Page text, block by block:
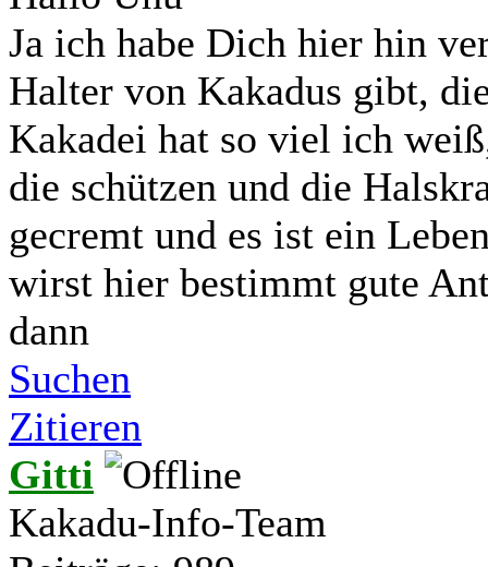
Ja ich habe Dich hier hin
Halter von Kakadus gibt,
Kakadei hat so viel ich
die schützen und die
gecremt und es ist ein
wirst hier bestimmt gute
dann
Suchen
Zitieren
Gitti
Kakadu-Info-Team